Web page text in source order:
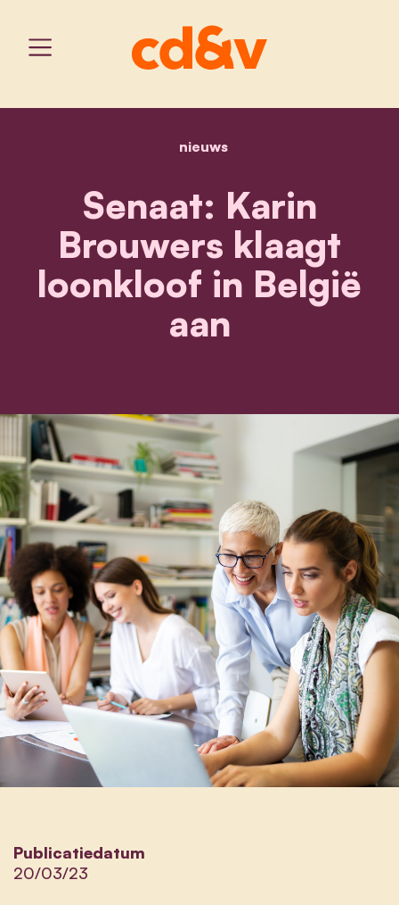
home
nieuwssenaat: karin brouwers
Senaat: Karin
Brouwers klaagt
loonkloof in België
aan
Publicatiedatum
20/03/23